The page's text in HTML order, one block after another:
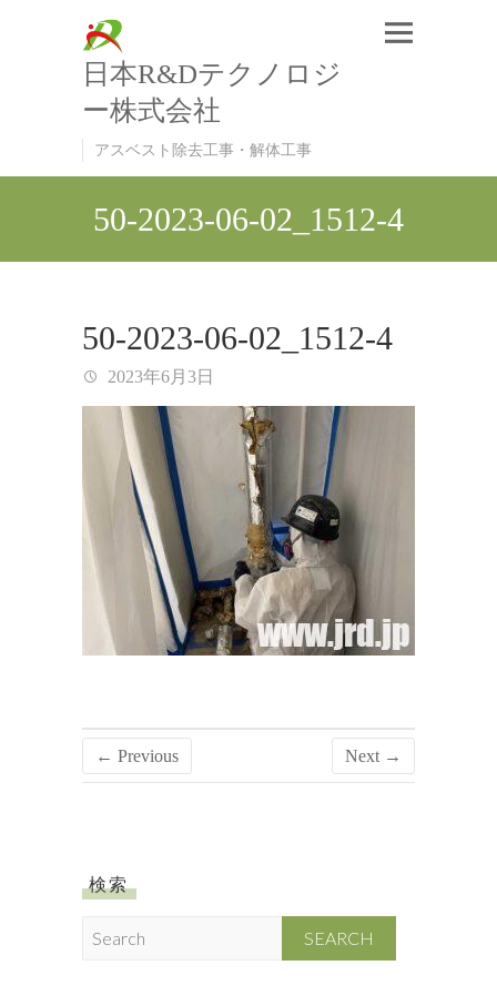
日本R&Dテクノロジ
ー株式会社
アスベスト除去工事・解体工事
50-2023-06-02_1512-4
50-2023-06-02_1512-4
2023年6月3日
← Previous Next →
検索